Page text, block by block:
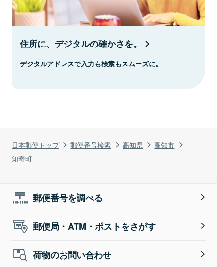
日本郵便トップ 郵便番号検索 高知県
高知市
知寄町
住所に、デジタルの確かさを。
デジタルアドレスで入力も検索もスムーズに。
郵便番号を調べる
郵便局・ATM・ポストをさがす
荷物のお問い合わせ